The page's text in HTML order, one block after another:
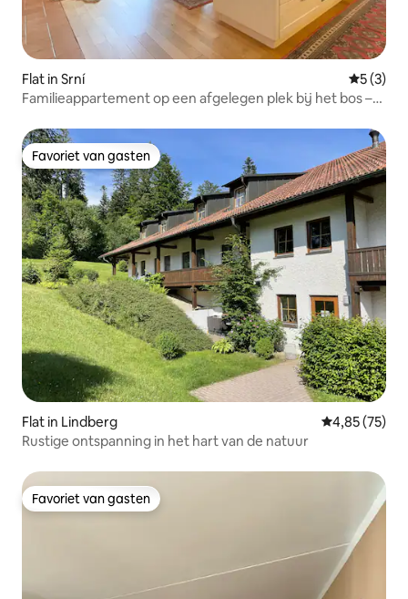
Flat in Srní
5 (3)
Familieappartement op een afgelegen plek bij het bos –
Favoriet van gasten
Favoriet van gasten
Flat in Lindberg Gemiddelde
4,85 (75)
Rustige ontspanning in het hart van de natuur
Favoriet van gasten
Favoriet van gasten